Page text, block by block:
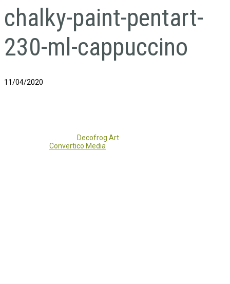
chalky-paint-pentart-
230-ml-cappuccino
11/04/2020
Decofrog Art
Convertico Media